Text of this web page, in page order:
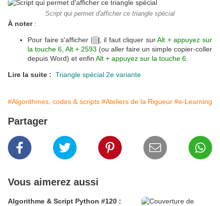
Script qui permet d'afficher ce triangle spécial
À noter :
Pour faire s'afficher |▒| , il faut cliquer surAlt + appuyez sur
la touche 6 Alt + 2593 (ou aller faire un simple copier-coller
depuis Word) et enfin Alt + appuyez sur la touche 6.
Lire la suite : Triangle spécial 2e variante
#Algorithmes, codes & scripts #Ateliers de la Rigueur #e-Learning
Partager
Vous aimerez aussi
Algorithme & Script Python #120 :